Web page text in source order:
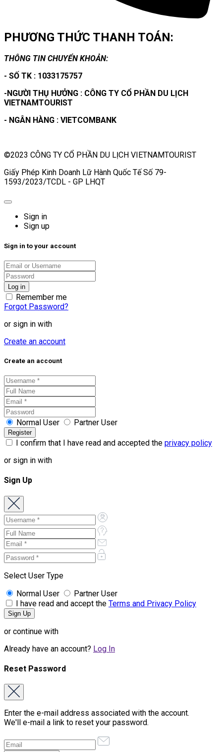
PHƯƠNG THỨC THANH TOÁN:
THÔNG TIN CHUYỂN KHOẢN:
- SỐ TK : 1033175757
-NGƯỜI THỤ HƯỞNG : CÔNG TY CỔ PHẦN DU LỊCH
VIETNAMTOURIST
- NGÂN HÀNG : VIETCOMBANK
©2023 CÔNG TY CỔ PHẦN DU LỊCH VIETNAMTOURIST
Giấy Phép Kinh Doanh Lữ Hành Quốc Tế Số 79-
1593/2023/TCDL - GP LHQT
Sign in
Sign up
Sign in to your account
Remember me
Forgot Password?
or sign in with
Create an account
Create an account
Normal User Partner User
I confirm that I have read and accepted the privacy policy
or sign in with
Sign Up
Select User Type
Normal User
Partner User
I have read and accept the Terms and Privacy Policy
or continue with
Already have an account? Log In
Reset Password
Enter the e-mail address associated with the account.
We'll e-mail a link to reset your password.